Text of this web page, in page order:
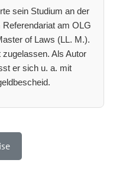
sein Studium an der
am OLG
of Laws (LL. M.).
Als Autor
er sich u. a. mit